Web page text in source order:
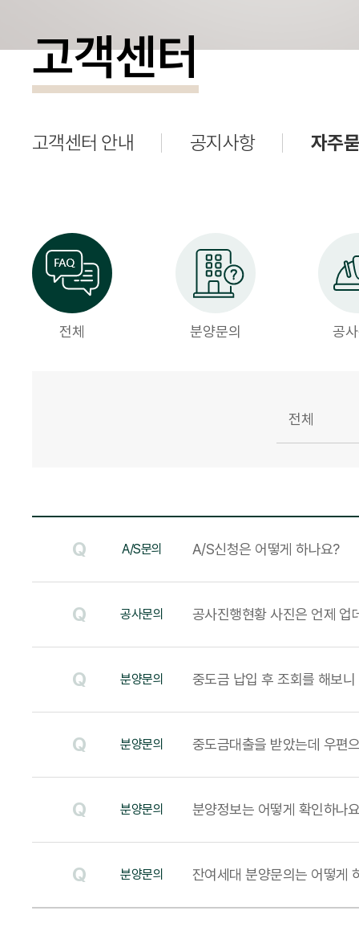
고객센터
고객센터 안내 공지사항 자주
전체 분양문의 공
Q A/S문의 A/S신청은 어떻게 하나요?
Q 공사문의 공사진행현황 사진은 언제 업
Q 분양문의 중도금 납입 후 조회를 해보
Q 분양문의 중도금대출을 받았는데 우편
Q 분양문의 분양정보는 어떻게 확인하나
Q 분양문의 잔여세대 분양문의는 어떻게